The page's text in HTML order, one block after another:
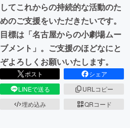
CAMPFIRE for Social Good
CAMPFIREふるさと納税
してこれからの持続的な活動のた
めのご支援をいただきたいです。
目標は「名古屋からの小劇場ムー
ブメント」。ご支援のほどなにと
ぞよろしくお願いいたします。
ポスト
シェア
LINEで送る
URLコピー
埋め込み
QRコード